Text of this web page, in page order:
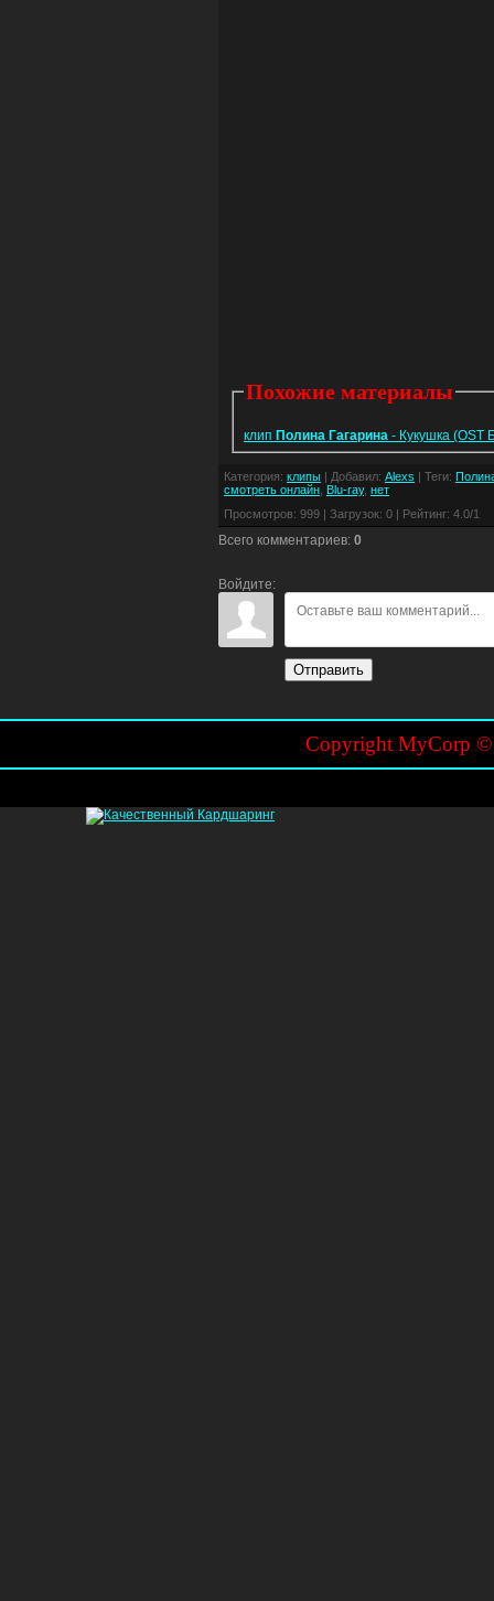
Похожие материалы
клип Полина Гагарина - Кукушка (OST
Категория: клипы Добавил: Alexs Теги:
смотреть онлайн, Blu-ray, нет
Просмотров: 999 Загрузок: 0 Рейтинг: 4.0/1
Всего комментариев: 0
Войдите:
Отправить
Copyright MyCorp